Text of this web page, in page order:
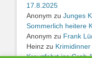
17.8.2025
Anonym zu Junges
Sommerlich heitere
Anonym zu Frank
Heinz zu